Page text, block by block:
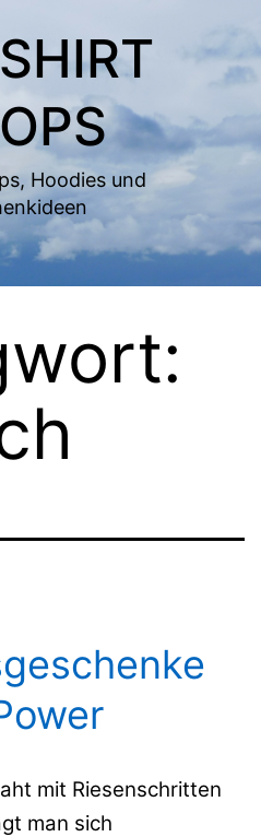
Hoodies und
mit Riesenschritten
man sich